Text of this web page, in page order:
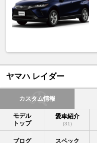
ヤマハ レイダー
カスタム情報
モデル
トップ
愛車紹介
(31)
ブログ スペック